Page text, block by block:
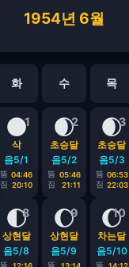
1954년 6월
화 수 목
1
🌑
삭
음5/1
뜸 04:46
짐 20:10
2
🌒
초승달
음5/2
뜸 05:46
짐
21:11
3
🌒
초승달
음5/3
뜸 06:53
짐 22:03
8
🌓
상현달
음5/8
뜸
9
🌔
상현달
음5/9
뜸
10
🌔
차는달
음5/10
뜸